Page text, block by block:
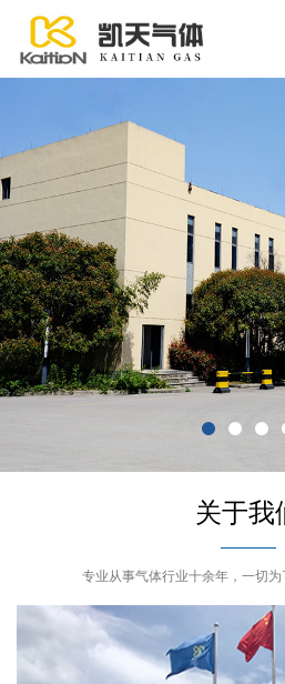
关于我
专业从事气体行业十余年，一切